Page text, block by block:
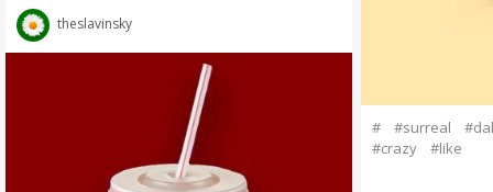
theslavinsky
# #surreal
#crazy
#like